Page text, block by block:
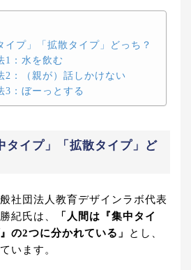
イプ」「拡散タイプ」どっち？
1：水を飲む
2：（親が）話しかけない
3：ぼーっとする
タイプ」「拡散タイプ」ど
社団法人教育デザインラボ代表
紀氏は、
「人間は『集中タイ
の2つに分かれている」
とし、
います。